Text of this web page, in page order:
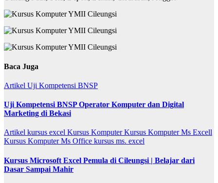
Baca Juga
Artikel Uji Kompetensi BNSP
Uji Kompetensi BNSP Operator Komputer dan Digital
Marketing di Bekasi
Artikel kursus excel Kursus KomputerKursus Komputer Ms Excell
Kursus Komputer Ms Office kursus ms. excel
Kursus Microsoft Excel Pemula di Cileungsi | Belajar dari
Dasar Sampai Mahir